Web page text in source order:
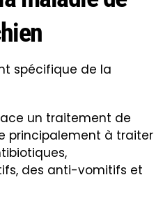
spécifique de la
un traitement de
principalement à traiter
des anti-vomitifs et